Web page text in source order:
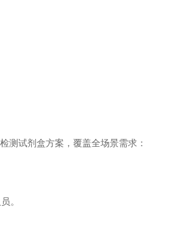
测试剂盒方案，覆盖全场景需求：
。